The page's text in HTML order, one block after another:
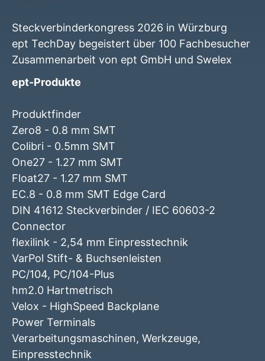
Steckverbinderkongress 2026 in Würzburg
ept TechDay begeistert über 100 Fachbesucher
Zusammenarbeit von ept GmbH und Swelex
ept-Produkte
Produktfinder
Zero8 - 0.8 mm SMT
Colibri - 0.5mm SMT
One27 - 1.27 mm SMT
Float27 - 1.27 mm SMT
EC.8 - 0.8 mm SMT Edge Card
DIN 41612 Steckverbinder / IEC 60603-2
Connector
flexilink - 2,54 mm Einpresstechnik
VarPol Stift- & Buchsenleisten
PC/104, PC/104-Plus
hm2.0 Hartmetrisch
Velox - HighSpeed Backplane
Power Terminals
Verarbeitungsmaschinen, Werkzeuge,
Einpresstechnik